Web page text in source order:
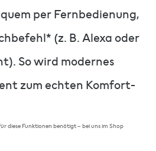
per Fernbedienung,
(z. B. Alexa oder
So wird modernes
zum echten Komfort-
diese Funktionen benötigt – bei uns im Shop